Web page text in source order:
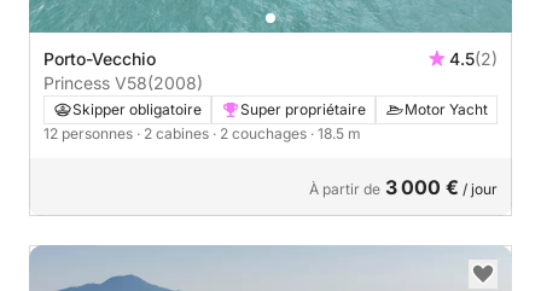
Porto-Vecchio 4.5(2)
Princess V58(2008)
Skipper obligatoire Super propriétaire
Motor Yacht
12 personnes · 2 cabines · 2 couchages · 18.5 m
À partir de 3 000 € / jour